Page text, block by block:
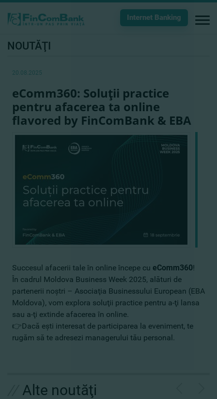
Internet Banking
NOUTĂŢI
20.08.2025
eComm360: Soluţii practice
pentru afacerea ta online
flavored by FinComBank & EBA
Succesul afacerii tale în online începe cu eComm360!
În cadrul Moldova Business Week 2025, alături de
partenerii noştri – Asociaţia Businessului European (EBA
Moldova), vom explora soluţii practice pentru a-ţi lansa
sau a-ţi extinde afacerea în online.
👉Dacă eşti interesat de participarea la eveniment, te
rugăm să te adresezi managerului tău personal.
Alte noutăţi